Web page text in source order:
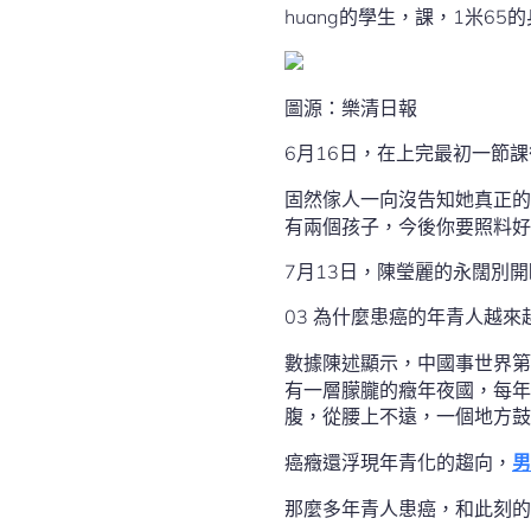
huang的學生，課，1米65
圖源：樂清日報
6月16日，在上完最初一節
固然傢人一向沒告知她真正
有兩個孩子，今後你要照料
7月13日，陳瑩麗的永闊別
03 為什麼患癌的年青人越來
數據陳述顯示，中國事世界
有一層朦朧的癥年夜國，每
腹，從腰上不遠，一個地方
癌癥還浮現年青化的趨向，
那麼多年青人患癌，和此刻